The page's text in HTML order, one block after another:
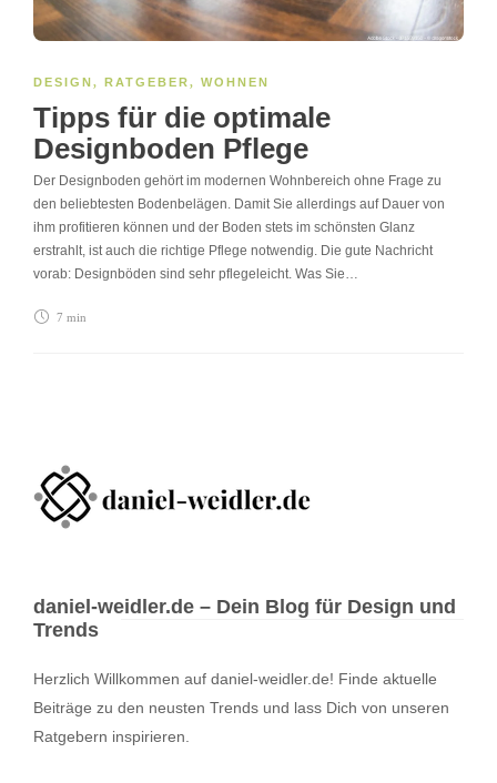
DESIGN, RATGEBER, WOHNEN
Tipps für die optimale
Designboden Pflege
Der Designboden gehört im modernen Wohnbereich ohne Frage zu
den beliebtesten Bodenbelägen. Damit Sie allerdings auf Dauer von
ihm profitieren können und der Boden stets im schönsten Glanz
erstrahlt, ist auch die richtige Pflege notwendig. Die gute Nachricht
vorab: Designböden sind sehr pflegeleicht. Was Sie…
7 min
daniel-weidler.de – Dein Blog für Design und
Trends
Herzlich Willkommen auf daniel-weidler.de! Finde aktuelle
Beiträge zu den neusten Trends und lass Dich von unseren
Ratgebern inspirieren.